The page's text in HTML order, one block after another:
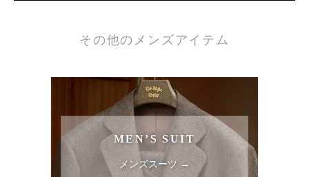
その他のメンズアイテム
MEN’S SUIT
メンズスーツ →